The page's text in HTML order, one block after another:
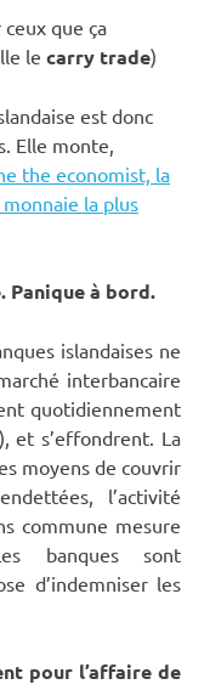
que ça
le carry trade)
est donc
Elle monte,
the economist, la
la plus
Panique à bord.
islandaises ne
interbancaire
quotidiennement
et s’effondrent. La
moyens de couvrir
l’activité
commune mesure
banques sont
d’indemniser les
pour l’affaire de